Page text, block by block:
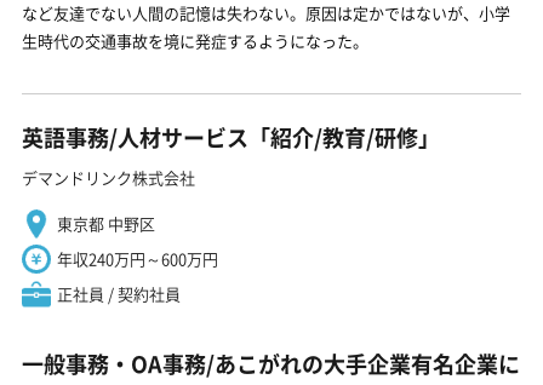
など友達でない人間の記憶は失わない。原因は定かではないが、小学
生時代の交通事故を境に発症するようになった。
英語事務/人材サービス「紹介/教育/研修」
デマンドリンク株式会社
東京都 中野区
年収240万円～600万円
正社員 / 契約社員
一般事務・OA事務/あこがれの大手企業有名企業に